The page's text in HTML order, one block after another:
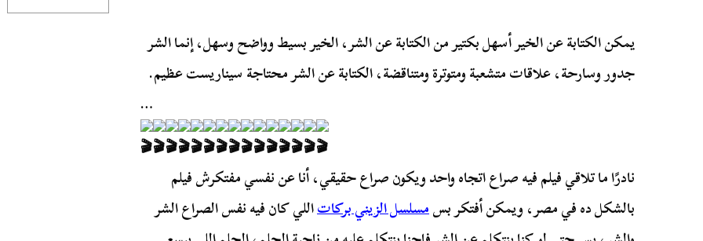
يمكن الكتابة عن الخير أسهل بكتير من الكتابة عن الشر، الخير بسيط وواضح وسهل، إنما الشر
جدور وسارحة، علاقات متشعبة ومتوترة ومتناقضة، الكتابة عن الشر محتاجة سيناريست عظيم.
…
نادرًا ما تلاقي فيلم فيه صراع اتجاه واحد ويكون صراع حقيقي، أنا عن نفسي مفتكرش فيلم
بالشكل ده في مصر، ويمكن أفتكر بسمسلسل الزيني بركاتاللي كان فيه نفس الصراع الشر